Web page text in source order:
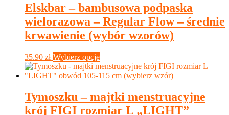
Elskbar – bambusowa podpaska
wielorazowa – Regular Flow – średnie
krwawienie (wybór wzorów)
35.90 zł Wybierz opcje
produkt
ma
wariantów.
Opcje
można
Tymoszku – majtki menstruacyjne
krój FIGI rozmiar L „LIGHT”